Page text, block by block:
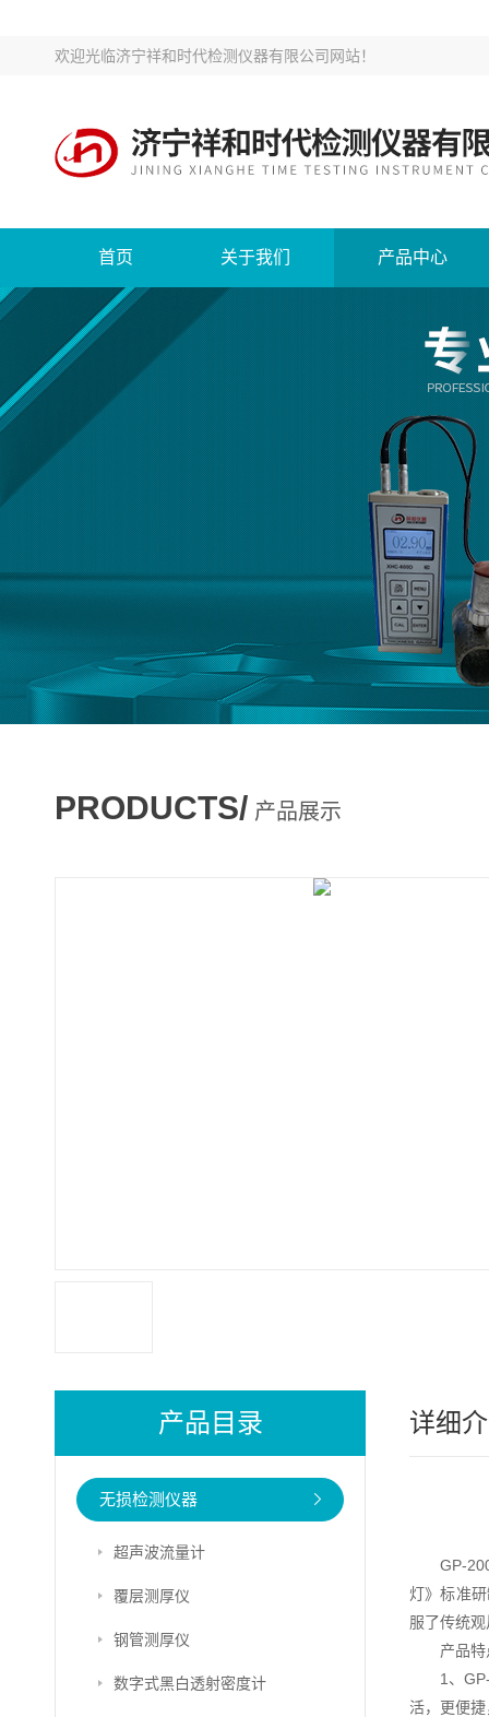
欢迎光临济宁祥和时代检测仪器有限公司网站！
首页 关于我们 产品中心
PRODUCTS/ 产品展示
产品目录
无损检测仪器
超声波流量计
覆层测厚仪
钢管测厚仪
数字式黑白透射密度计
详细
GP-
灯》标准
服了传统
产品
1、
活，更便